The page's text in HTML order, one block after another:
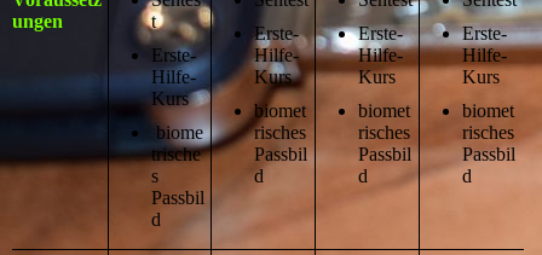
ungen
t
Erste-
Hilfe-
Kurs
biome
trische
s
Passbil
d
Erste-
Hilfe-
Kurs
biomet
risches
Passbil
d
Erste-
Hilfe-
Kurs
biomet
risches
Passbil
d
Erste-
Hilfe-
Kurs
biomet
risches
Passbil
d